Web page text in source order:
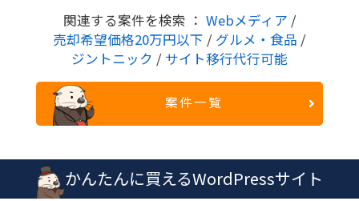
関連する案件を検索 ： Webメディア /
売却希望価格20万円以下 / グルメ・食品 /
ジントニック / サイト移行代行可能
案件一覧
かんたんに買えるWordPressサイト